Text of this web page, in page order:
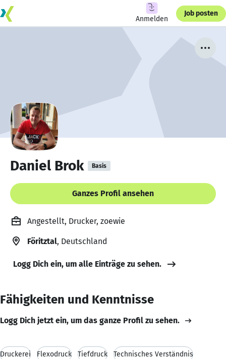
Anmelden
Job posten
Daniel Brok Basis
Ganzes Profil ansehen
Angestellt, Drucker, zoewie
Föritztal, Deutschland
Logg Dich ein, um alle Einträge zu sehen.
Fähigkeiten und Kenntnisse
Logg Dich jetzt ein, um das ganze Profil zu sehen.
Druckerei Flexodruck Tiefdruck Technisches Verständnis